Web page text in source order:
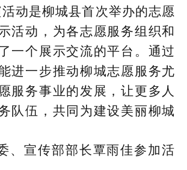
动是柳城县首次举办的志愿
活动，为各志愿服务组织和
一个展示交流的平台。通过
进一步推动柳城志愿服务尤
服务事业的发展，让更多人
队伍，共同为建设美丽柳城
、宣传部部长覃雨佳参加活